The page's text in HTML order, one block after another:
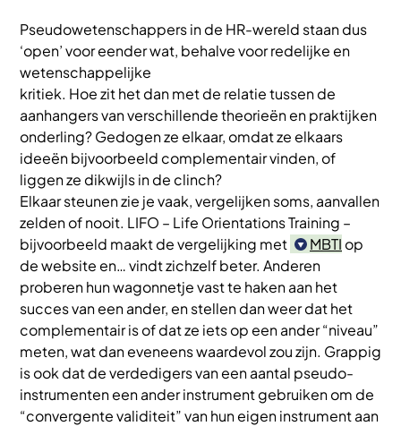
Pseudowetenschappers in de HR-wereld staan dus
‘open’ voor eender wat, behalve voor redelijke en
wetenschappelijke
kritiek. Hoe zit het dan met de relatie tussen de
aanhangers van verschillende theorieën en praktijken
onderling? Gedogen ze elkaar, omdat ze elkaars
ideeën bijvoorbeeld complementair vinden, of
liggen ze dikwijls in de clinch?
Elkaar steunen zie je vaak, vergelijken soms, aanvallen
zelden of nooit. LIFO – Life Orientations Training –
bijvoorbeeld maakt de vergelijking met
MBTI op
de website en… vindt zichzelf beter. Anderen
proberen hun wagonnetje vast te haken aan het
succes van een ander, en stellen dan weer dat het
complementair is of dat ze iets op een ander “niveau”
meten, wat dan eveneens waardevol zou zijn. Grappig
is ook dat de verdedigers van een aantal pseudo-
instrumenten een ander instrument gebruiken om de
“convergente validiteit” van hun eigen instrument aan